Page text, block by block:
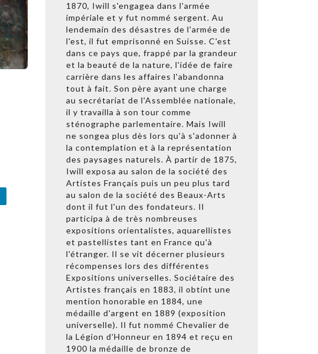
1870, Iwill s'engagea dans l'armée
impériale et y fut nommé sergent. Au
lendemain des désastres de l'armée de
l'est, il fut emprisonné en Suisse. C'est
dans ce pays que, frappé par la grandeur
et la beauté de la nature, l'idée de faire
carrière dans les affaires l'abandonna
tout à fait. Son père ayant une charge
au secrétariat de l'Assemblée nationale,
il y travailla à son tour comme
sténographe parlementaire. Mais Iwill
ne songea plus dès lors qu'à s'adonner à
la contemplation et à la représentation
des paysages naturels. À partir de 1875,
Iwill exposa au salon de la société des
Artistes Français puis un peu plus tard
au salon de la société des Beaux-Arts
dont il fut l'un des fondateurs. Il
participa à de très nombreuses
expositions orientalistes, aquarellistes
et pastellistes tant en France qu'à
l'étranger. Il se vit décerner plusieurs
récompenses lors des différentes
Expositions universelles. Sociétaire des
Artistes français en 1883, il obtint une
mention honorable en 1884, une
médaille d'argent en 1889 (exposition
universelle). Il fut nommé Chevalier de
la Légion d'Honneur en 1894 et reçu en
1900 la médaille de bronze de